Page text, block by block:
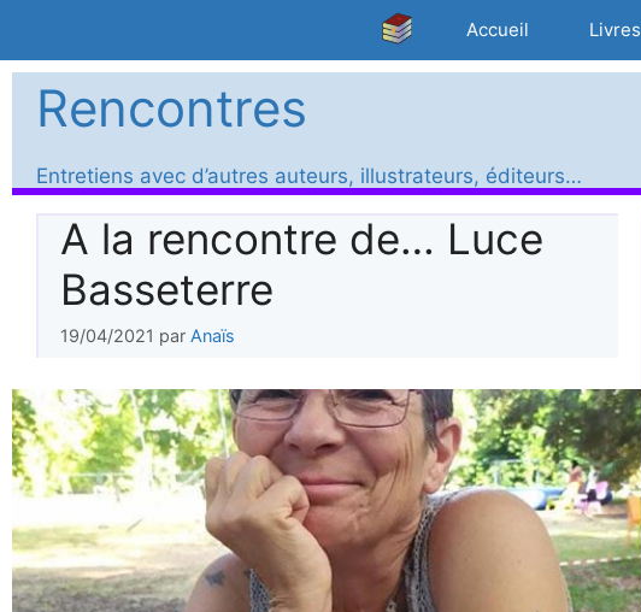
contenu
Accueil Livres
Rencontres
Entretiens avec d’autres auteurs, illustrateurs, éditeurs…
A la rencontre de… Luce
Basseterre
19/04/2021 par Anaïs